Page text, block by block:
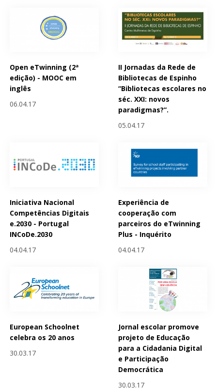
Open eTwinning (2ª
edição) - MOOC em
inglês
06.04.17
II Jornadas da Rede de
Bibliotecas de Espinho
“Bibliotecas escolares no
séc. XXI: novos
paradigmas?”.
05.04.17
Iniciativa Nacional
Competências Digitais
e.2030 - Portugal
INCoDe.2030
04.04.17
Experiência de
cooperação com
parceiros do eTwinning
Plus - Inquérito
04.04.17
European Schoolnet
celebra os 20 anos
30.03.17
Jornal escolar promove
projeto de Educação
para a Cidadania Digital
e Participação
Democrática
30.03.17